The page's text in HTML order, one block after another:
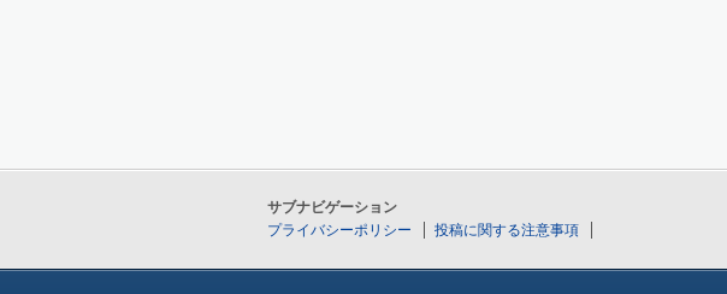
サブナビゲーション
プライバシーポリシー
投稿に関する注意事項